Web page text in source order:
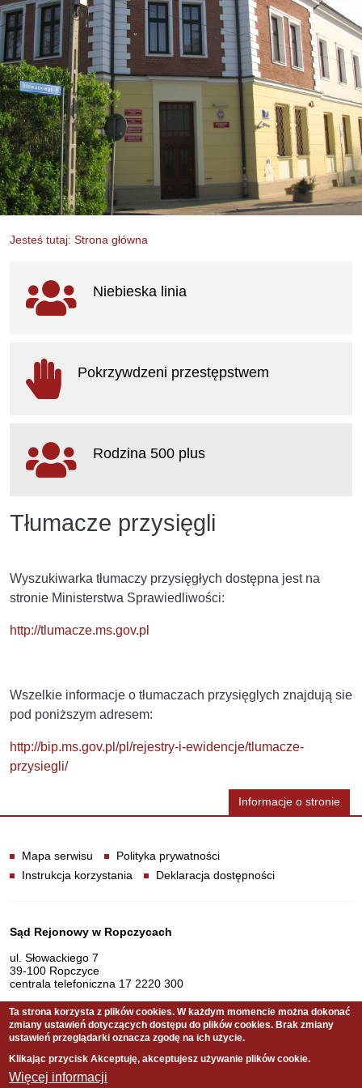
Jesteś tutaj: Strona główna
Tłumacze przysięgli
Wyszukiwarka tłumaczy przysięgłych dostępna jest na
stronie Ministerstwa Sprawiedliwości:
http://tlumacze.ms.gov.pl
Wszelkie informacje o tłumaczach przysięglych znajdują sie
pod poniższym adresem:
http://bip.ms.gov.pl/pl/rejestry-i-ewidencje/tlumacze-
przysiegli/
Ważne linki
Niebieska linia
Pokrzywdzeni przestępstwem
Rodzina 500 plus
Informacje o stronie
Mapa serwisu
Polityka prywatności
Instrukcja korzystania
Deklaracja dostępności
Dane teleadresowe
Sąd Rejonowy w Ropczycach
ul. Słowackiego 7
39-100 Ropczyce
centrala telefoniczna 17 2220 300
Serwis pełni funkcję strony Biuletynu Informacji Publicznej
Ta strona korzysta z plików cookies. W każdym momencie można dokonać
zmiany ustawień dotyczących dostępu do plików cookies. Brak zmiany
ustawień przeglądarki oznacza zgodę na ich użycie.
Klikając przycisk Akceptuję, akceptujesz używanie plików cookie.
Więcej informacji